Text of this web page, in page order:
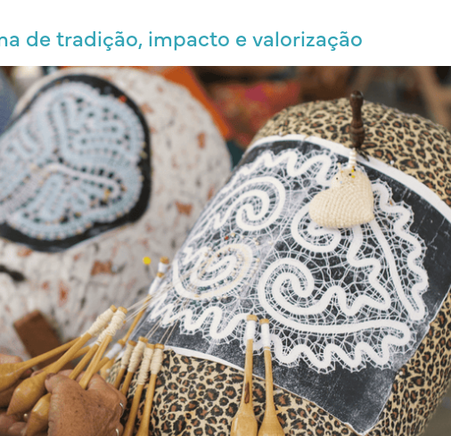
de tradição, impacto e valorização